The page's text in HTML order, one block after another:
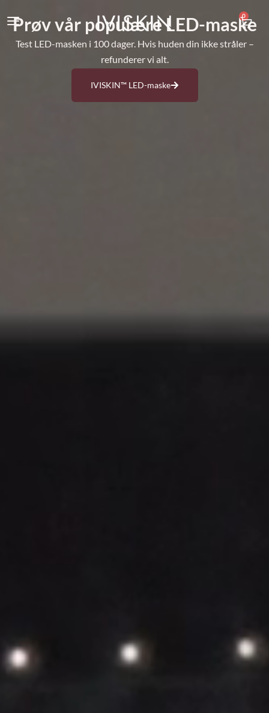
0
Prøv vår populære LED-maske
Test LED-masken i 100 dager. Hvis huden din ikke stråler –
refunderer vi alt.
IVISKIN™ LED-maske